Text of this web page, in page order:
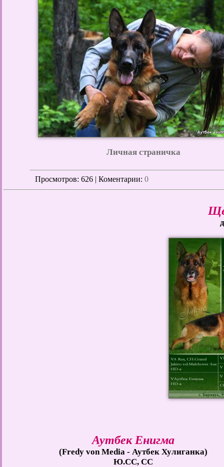
Личная страничка
Просмотров: 626 | Коментарии: 0
Аутбек Енигма
(Fredy von Media - Аутбек Хулиганка)
Ю.СС, СС